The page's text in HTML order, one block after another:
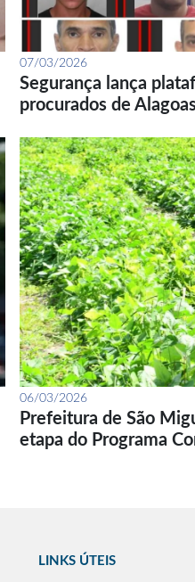
07/03/2026
Segurança lança
procurados de
06/03/2026
Prefeitura de São
etapa do Programa
LINKS ÚTEIS